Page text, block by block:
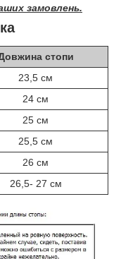
замовлень.
стопи
23,5 см
24 см
25 см
25,5 см
26 см
26,5- 27 см